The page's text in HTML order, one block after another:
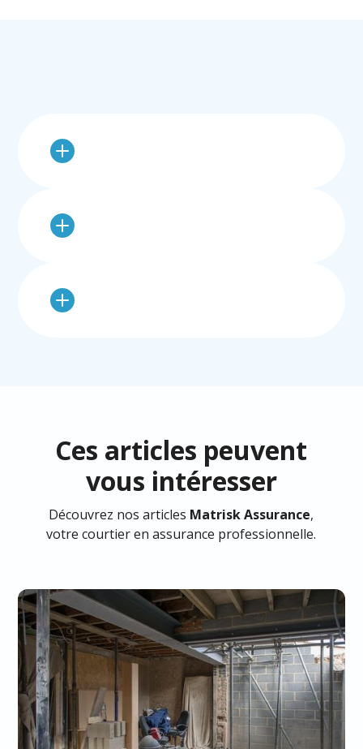
Ces articles peuvent
vous intéresser
Découvrez nos articles Matrisk Assurance,
votre courtier en assurance professionnelle.